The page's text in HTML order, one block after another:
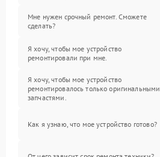
Мне нужен срочный ремонт. Сможете
сделать?
Я хочу, чтобы мое устройство
ремонтировали при мне.
Я хочу, чтобы мое устройство
ремонтировалось только оригинальными
запчастями.
Как я узнаю, что мое устройство готово?